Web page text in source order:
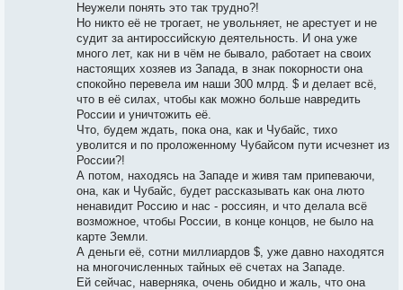
Неужели понять это так трудно?!
Но никто её не трогает, не увольняет, не арестует и не
судит за антироссийскую деятельность. И она уже
много лет, как ни в чём не бывало, работает на своих
настоящих хозяев из Запада, в знак покорности она
спокойно перевела им наши 300 млрд. $ и делает всё,
что в её силах, чтобы как можно больше навредить
России и уничтожить её.
Что, будем ждать, пока она, как и Чубайс, тихо
уволится и по проложенному Чубайсом пути исчезнет из
России?!
А потом, находясь на Западе и живя там припеваючи,
она, как и Чубайс, будет рассказывать как она люто
ненавидит Россию и нас - россиян, и что делала всё
возможное, чтобы России, в конце концов, не было на
карте Земли.
А деньги её, сотни миллиардов $, уже давно находятся
на многочисленных тайных её счетах на Западе.
Ей сейчас, наверняка, очень обидно и жаль, что она